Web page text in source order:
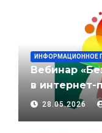
ИНФОРМАЦИОННОЕ
Вебинар
в интернет-
вовлечению
28.05.2026